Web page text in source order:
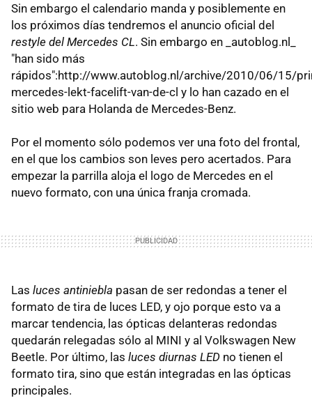
Sin embargo el calendario manda y posiblemente en
los próximos días tendremos el anuncio oficial del
restyle del Mercedes CL. Sin embargo en _autoblog.nl_
"han sido más
rápidos":http://www.autoblog.nl/archive/2010/06/15/
mercedes-lekt-facelift-van-de-cl y lo han cazado en el
sitio web para Holanda de Mercedes-Benz.
Por el momento sólo podemos ver una foto del frontal,
en el que los cambios son leves pero acertados. Para
empezar la parrilla aloja el logo de Mercedes en el
nuevo formato, con una única franja cromada.
Las luces antiniebla pasan de ser redondas a tener el
formato de tira de luces LED, y ojo porque esto va a
marcar tendencia, las ópticas delanteras redondas
quedarán relegadas sólo al MINI y al Volkswagen New
Beetle. Por último, las luces diurnas LED no tienen el
formato tira, sino que están integradas en las ópticas
principales.